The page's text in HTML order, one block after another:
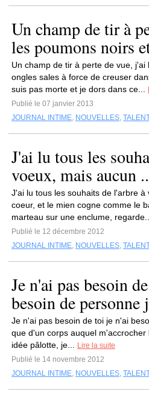
Un champ de tir à
les poumons noirs
Un champ de tir à perte de vue,
ongles sales à force de creuser
suis pas morte et je dors dans ce...
Publié le 07 janvier 2013
JOURNAL INTIME, NOUVELLES,
J'ai lu tous les
voeux, mais aucun
J'ai lu tous les souhaits de l'arbre
coeur, et le mien cogne comme le
marteau sur une enclume, regarde...
Publié le 12 décembre 2012
JOURNAL INTIME, NOUVELLES,
Je n'ai pas besoin
besoin de personne
Je n'ai pas besoin de toi je n'ai
que d'un corps auquel
idée pâlotte, je...
Lire la suite
Publié le 14 novembre 2012
JOURNAL INTIME, NOUVELLES,